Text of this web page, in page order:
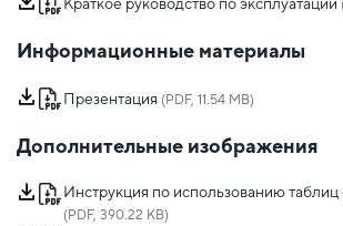
Краткое руководство по эксплуатации
Информационные материалы
Презентация (PDF, 11.54 MB)
Дополнительные изображения
Инструкция по использованию таблиц
(PDF, 390.22 KB)